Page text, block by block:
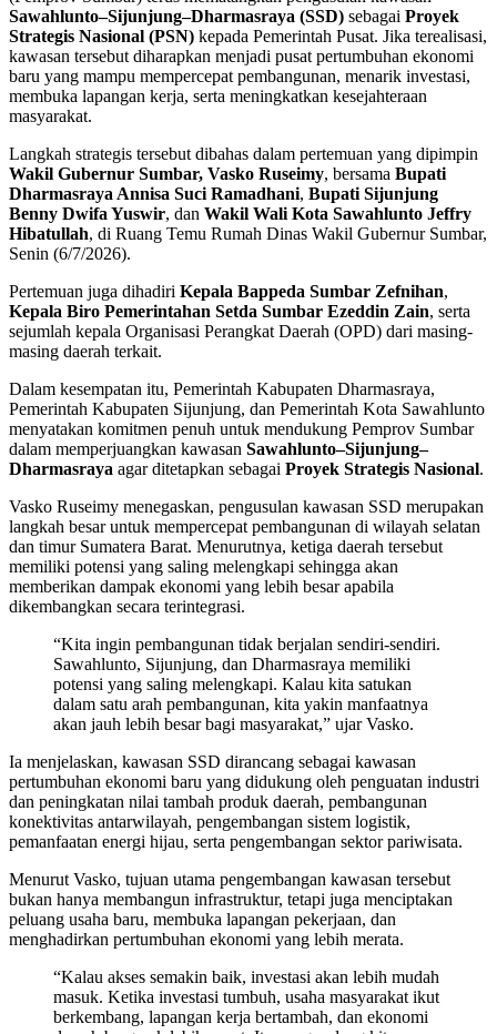
Sawahlunto–Sijunjung–Dharmasraya (SSD) sebagai Proyek
Strategis Nasional (PSN) kepada Pemerintah Pusat. Jika terealisasi,
kawasan tersebut diharapkan menjadi pusat pertumbuhan ekonomi
baru yang mampu mempercepat pembangunan, menarik investasi,
membuka lapangan kerja, serta meningkatkan kesejahteraan
masyarakat.
Langkah strategis tersebut dibahas dalam pertemuan yang dipimpin
Wakil Gubernur Sumbar, Vasko Ruseimy, bersama Bupati
Dharmasraya Annisa Suci Ramadhani, Bupati Sijunjung
Benny Dwifa Yuswir, dan Wakil Wali Kota Sawahlunto Jeffry
Hibatullah, di Ruang Temu Rumah Dinas Wakil Gubernur Sumbar,
Senin (6/7/2026).
Pertemuan juga dihadiri Kepala Bappeda Sumbar Zefnihan,
Kepala Biro Pemerintahan Setda Sumbar Ezeddin Zain, serta
sejumlah kepala Organisasi Perangkat Daerah (OPD) dari masing-
masing daerah terkait.
Dalam kesempatan itu, Pemerintah Kabupaten Dharmasraya,
Pemerintah Kabupaten Sijunjung, dan Pemerintah Kota Sawahlunto
menyatakan komitmen penuh untuk mendukung Pemprov Sumbar
dalam memperjuangkan kawasan Sawahlunto–Sijunjung–
Dharmasraya agar ditetapkan sebagai Proyek Strategis Nasional.
Vasko Ruseimy menegaskan, pengusulan kawasan SSD merupakan
langkah besar untuk mempercepat pembangunan di wilayah selatan
dan timur Sumatera Barat. Menurutnya, ketiga daerah tersebut
memiliki potensi yang saling melengkapi sehingga akan
memberikan dampak ekonomi yang lebih besar apabila
dikembangkan secara terintegrasi.
“Kita ingin pembangunan tidak berjalan sendiri-sendiri.
Sawahlunto, Sijunjung, dan Dharmasraya memiliki
potensi yang saling melengkapi. Kalau kita satukan
dalam satu arah pembangunan, kita yakin manfaatnya
akan jauh lebih besar bagi masyarakat,” ujar Vasko.
Ia menjelaskan, kawasan SSD dirancang sebagai kawasan
pertumbuhan ekonomi baru yang didukung oleh penguatan industri
dan peningkatan nilai tambah produk daerah, pembangunan
konektivitas antarwilayah, pengembangan sistem logistik,
pemanfaatan energi hijau, serta pengembangan sektor pariwisata.
Menurut Vasko, tujuan utama pengembangan kawasan tersebut
bukan hanya membangun infrastruktur, tetapi juga menciptakan
peluang usaha baru, membuka lapangan pekerjaan, dan
menghadirkan pertumbuhan ekonomi yang lebih merata.
“Kalau akses semakin baik, investasi akan lebih mudah
masuk. Ketika investasi tumbuh, usaha masyarakat ikut
berkembang, lapangan kerja bertambah, dan ekonomi